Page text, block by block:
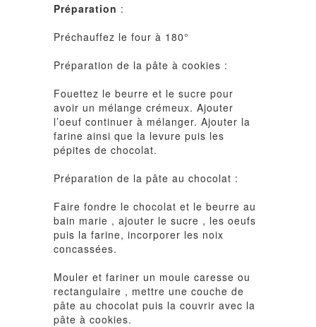
Préparation :
Préchauffez le four à 180°
Préparation de la pâte à cookies :
Fouettez le beurre et le sucre pour
avoir un mélange crémeux. Ajouter
l’oeuf continuer à mélanger. Ajouter la
farine ainsi que la levure puis les
pépites de chocolat.
Préparation de la pâte au chocolat :
Faire fondre le chocolat et le beurre au
bain marie , ajouter le sucre , les oeufs
puis la farine, incorporer les noix
concassées.
Mouler et fariner un moule caresse ou
rectangulaire , mettre une couche de
pâte au chocolat puis la couvrir avec la
pâte à cookies.